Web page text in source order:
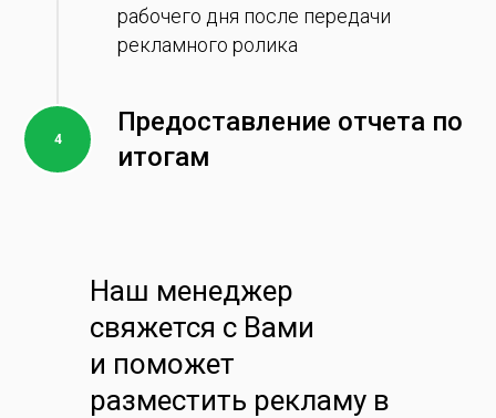
рабочего дня после передачи
рекламного ролика
Предоставление отчета по
итогам
Наш менеджер
свяжется с Вами
и поможет
разместить рекламу в